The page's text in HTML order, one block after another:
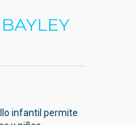
infantil permite